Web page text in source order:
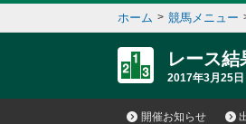
ホーム > 競馬メニュー
レース結
2017年3月25
開催お知らせ